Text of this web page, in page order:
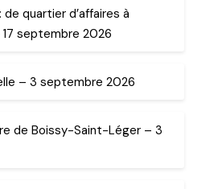
de quartier d’affaires à
septembre 2026
– 3 septembre 2026
de Boissy-Saint-Léger – 3